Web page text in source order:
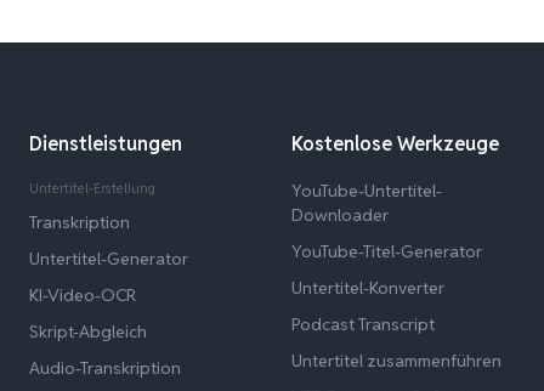
Dienstleistungen
Untertitel-Erstellung
Transkription
Untertitel-Generator
KI-Video-OCR
Skript-Abgleich
Audio-Transkription
Kostenlose Werkzeuge
YouTube-Untertitel-
Downloader
YouTube-Titel-Generator
Untertitel-Konverter
Podcast Transcript
Untertitel zusammenführen